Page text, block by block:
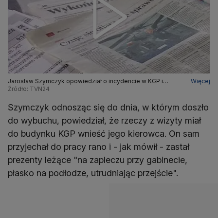
Jarosław Szymczyk opowiedział o incydencie w KGP i
przywiezieniu prezentów z Ukrainy
Więcej
Źródło: TVN24
Szymczyk odnosząc się do dnia, w którym doszło
do wybuchu, powiedział, że rzeczy z wizyty miał
do budynku KGP wnieść jego kierowca. On sam
przyjechał do pracy rano i - jak mówił - zastał
prezenty leżące "na zapleczu przy gabinecie,
płasko na podłodze, utrudniając przejście".